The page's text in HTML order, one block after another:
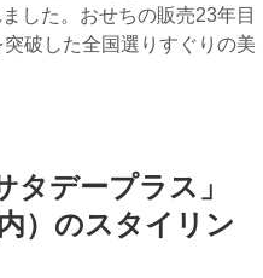
した。おせちの販売23年目
破した全国選りすぐりの美
タデープラス」
）のスタイリン